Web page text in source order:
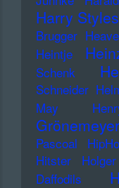
Harry Styles
Brugger
Heintje
Schenk
Schneider
May
Grönemeyer
Pascoal
Hitster
Daffodils